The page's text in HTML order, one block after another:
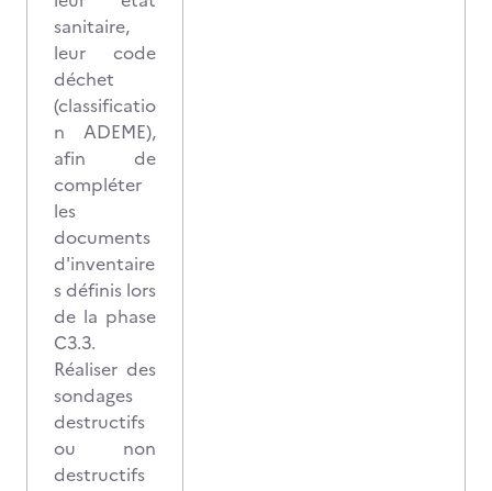
sanitaire,
leur code
déchet
(classificatio
n ADEME),
afin de
compléter
les
documents
d'inventaire
s définis lors
de la phase
C3.3.
Réaliser des
sondages
destructifs
ou non
destructifs